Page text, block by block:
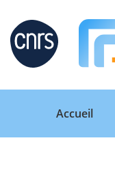
Retour
Accueil